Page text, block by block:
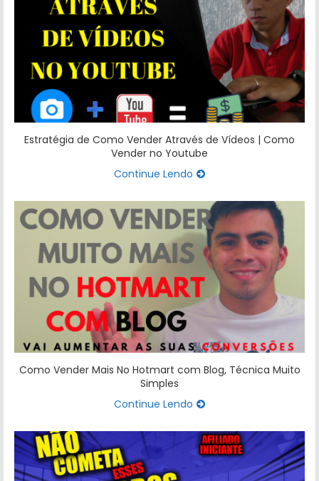
Estratégia de Como Vender Através de Vídeos | Como
Vender no Youtube
Continue Lendo
Como Vender Mais No Hotmart com Blog, Técnica Muito
Simples
Continue Lendo